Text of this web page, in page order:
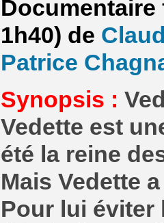
Documentaire
1h40) de
Patrice
Synopsis :
Vedette est
été la reine
Mais Vedette
Pour lui éviter